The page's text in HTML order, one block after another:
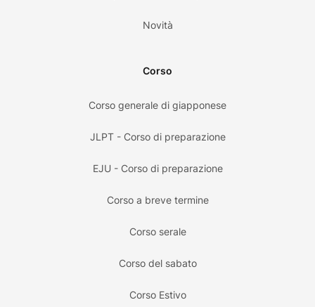
Novità
Corso
Corso generale di giapponese
JLPT - Corso di preparazione
EJU - Corso di preparazione
Corso a breve termine
Corso serale
Corso del sabato
Corso Estivo